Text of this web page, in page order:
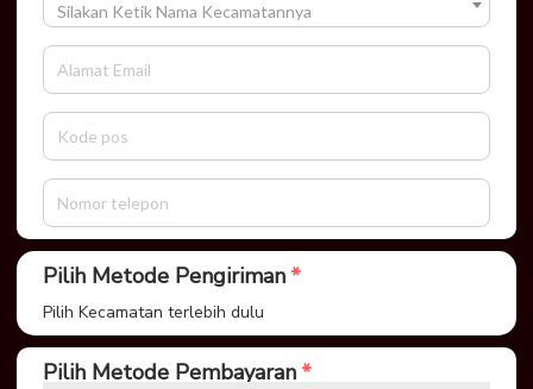
Silakan Ketik Nama Kecamatannya
Pilih Metode Pengiriman
Pilih Kecamatan terlebih dulu
Pilih Metode Pembayaran